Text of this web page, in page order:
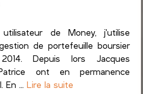
utilisateur de Money, j'utilise
de portefeuille boursier
Depuis lors Jacques
ont en permanence
En ...Lire la suite